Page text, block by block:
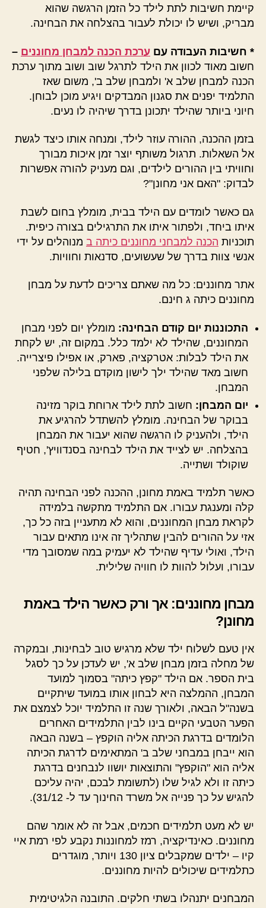
קיימת חשיבות לתת לילד כל הזמן הרגשה שהוא
מבריק, ושיש לו יכולת לעבור בהצלחה את הבחינה.
* חשיבות העבודה עם ערכת הכנה למבחן מחוננים –
חשוב מאוד לכוון את הילד לתרגל שוב ושוב מתוך ערכת
הכנה למבחן שלב א' ולמבחן שלב ב', משום שאז
התלמיד יפנים את סגנון המבדקים ויגיע מוכן לבוחן.
חיוני ביותר שהילד יתכונן בדרך שיהיה לו נעים.
בזמן ההכנה, ההורה עוזר לילד, ומנחה אותו כיצד לגשת
אל השאלות. תרגול משותף יוצר זמן איכות מבורך
וחוויתי בין ההורים לילדים, וגם מעניק להורה אפשרות
לבדוק: "האם אני מחונן"?
גם כאשר לומדים עם הילד בבית, מומלץ בחום לשבת
איתו ביחד, ולפתור איתו את התרגילים בצורה כיפית.
תוכניות הכנה למבחני מחוננים כיתה ב מנוהלים על ידי
אנשי צוות בדרך של שעשועים, סדנאות וחוויות.
אתר מחוננים: כל מה שאתם צריכים לדעת על מבחן
מחוננים כיתה ג חינם.
התכוננות יום קודם הבחינה: מומלץ יום לפני מבחן
המחוננים, שהילד לא ילמד כלל. במקום זה, יש לקחת
את הילד לבלות: אטרקציה, פארק, או אפילו פיצרייה.
חשוב מאד שהילד ילך לישון מוקדם בלילה שלפני
המבחן.
יום המבחן: חשוב לתת לילד ארוחת בוקר מזינה
בבוקר של הבחינה. מומלץ להשתדל להרגיע את
הילד, ולהעניק לו הרגשה שהוא יעבור את המבחן
בהצלחה. יש לצייד את הילד לבחינה בסנדוויץ', חטיף
שוקולד ושתייה.
כאשר תלמיד באמת מחונן, ההכנה לפני הבחינה תהיה
קלה ומענגת עבורו. אם התלמיד מתקשה בלמידה
לקראת מבחן המחוננים, והוא לא מתעניין בזה כל כך,
אזי על ההורים להבין שתהליך זה אינו מתאים עבור
הילד, ואולי עדיף שהילד לא יעמיק במה שמסובך מדי
עבורו, ועלול להוות לו חוויה שלילית.
מבחן מחוננים: אך ורק כאשר הילד באמת
מחונן?
אין טעם לשלוח ילד שלא מרגיש טוב לבחינות, ובמקרה
של מחלה בזמן מבחן שלב א', יש לעדכן על כך לסגל
בית הספר. אם הילד "קפץ כיתה" בסמוך למועד
המבחן, ההמלצה היא לבחון אותו במועד שיתקיים
בשנה"ל הבאה, ולאורך שנה זו התלמיד יוכל לצמצם את
הפער הטבעי הקיים בינו לבין התלמידים האחרים
הלומדים בדרגת הכיתה אליה הוקפץ – בשנה הבאה
הוא ייבחן במבחני שלב ב' המתאימים לדרגת הכיתה
אליה הוא "הוקפץ" והתוצאות יושוו לנבחנים בדרגת
כיתה זו ולא לגיל שלו (לתשומת לבכם, יהיה עליכם
להגיש על כך פנייה אל משרד החינוך עד ל- 31/12).
יש לא מעט תלמידים חכמים, אבל זה לא אומר שהם
מחוננים. כאינדיקציה, רמז למחוננות נקבע לפי רמת איי
קיו – ילדים שמקבלים ציון 130 ויותר, מוגדרים
כתלמידים שיכולים להיות מחוננים.
המבחנים יתנהלו בשתי חלקים. התובנה הלגיטימית